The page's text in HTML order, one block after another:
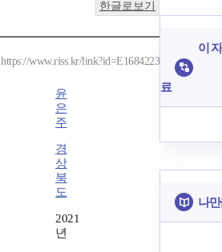
한글로보기
https://www.riss.kr/link?id=E1684223
윤
은
주
경
상
북
도
2021
년
이
료
나